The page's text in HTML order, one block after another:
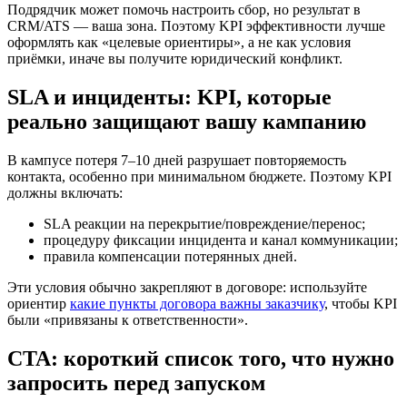
Подрядчик может помочь настроить сбор, но результат в
CRM/ATS — ваша зона. Поэтому KPI эффективности лучше
оформлять как «целевые ориентиры», а не как условия
приёмки, иначе вы получите юридический конфликт.
SLA и инциденты: KPI, которые
реально защищают вашу кампанию
В кампусе потеря 7–10 дней разрушает повторяемость
контакта, особенно при минимальном бюджете. Поэтому KPI
должны включать:
SLA реакции на перекрытие/повреждение/перенос;
процедуру фиксации инцидента и канал коммуникации;
правила компенсации потерянных дней.
Эти условия обычно закрепляют в договоре: используйте
ориентир какие пункты договора важны заказчику, чтобы KPI
были «привязаны к ответственности».
CTA: короткий список того, что нужно
запросить перед запуском